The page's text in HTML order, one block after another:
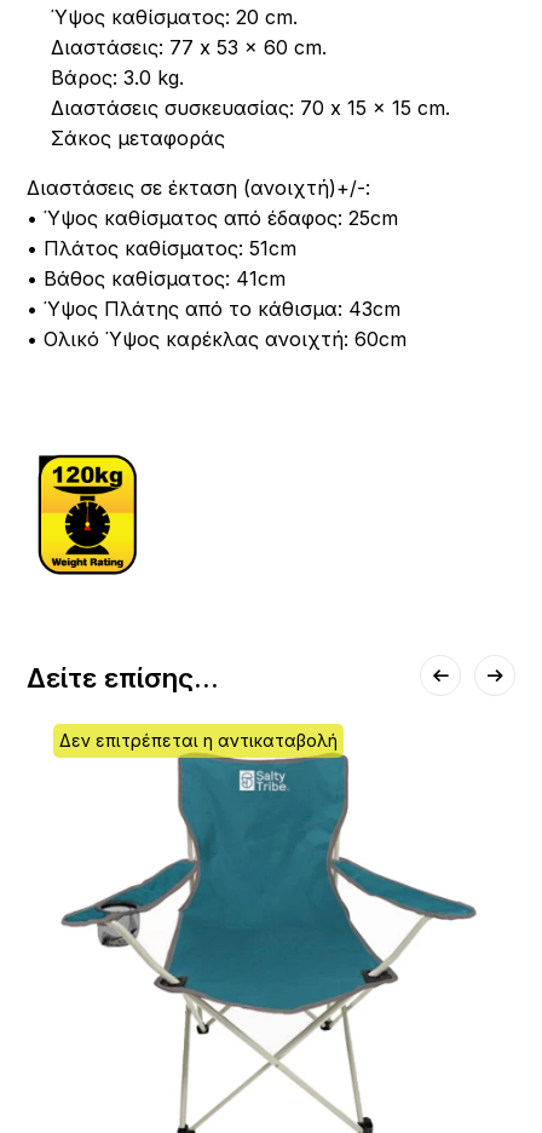
Ύψος καθίσματος: 20 cm.
Διαστάσεις: 77 x 53 x 60 cm.
Βάρος: 3.0 kg.
Διαστάσεις συσκευασίας: 70 x 15 x 15 cm.
Σάκος μεταφοράς
Διαστάσεις σε έκταση (ανοιχτή)+/-:
• Ύψος καθίσματος από έδαφος: 25cm
• Πλάτος καθίσματος: 51cm
• Βάθος καθίσματος: 41cm
• Ύψος Πλάτης από το κάθισμα: 43cm
• Ολικό Ύψος καρέκλας ανοιχτή: 60cm
Δείτε επίσης...
Δεν επιτρέπεται η αντικαταβολή